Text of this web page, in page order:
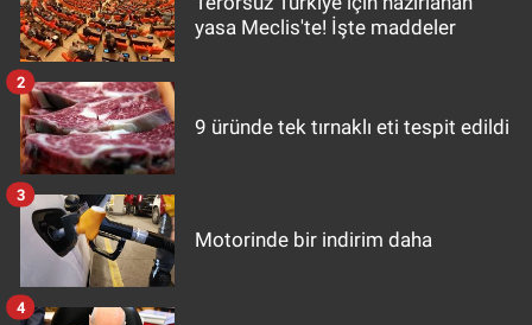
yasa Meclis'te! İşte maddeler
9 üründe tek tırnaklı eti tespit edildi
2
Motorinde bir indirim daha
3
4